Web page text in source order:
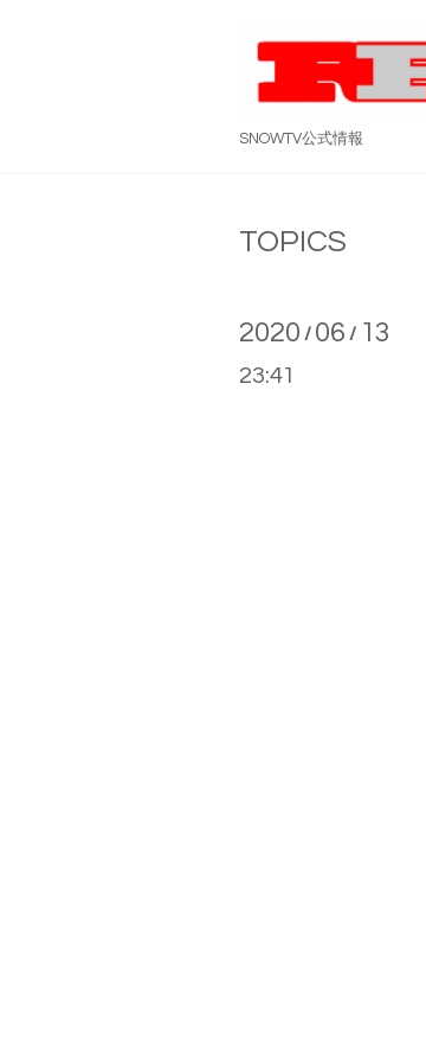
SNOWTV公式情報
TOPICS
2020 / 06 / 13
23:41